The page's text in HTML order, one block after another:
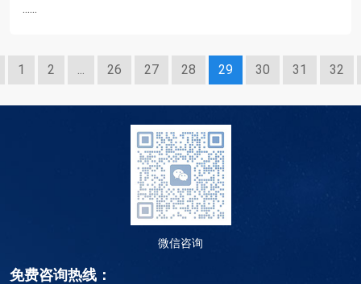
......
1 2 ... 26 27 28 29 30 31 32
微信咨询
免费咨询热线：